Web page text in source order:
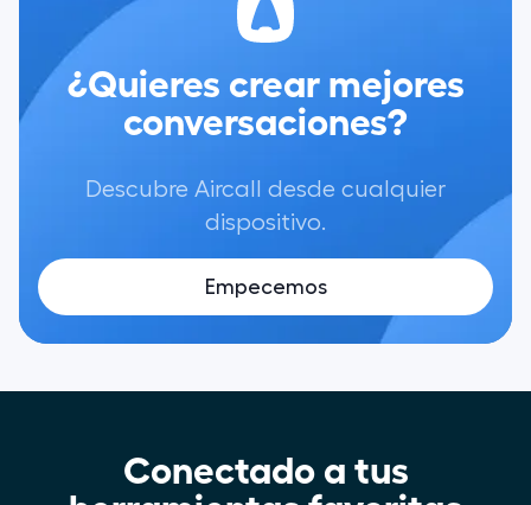
¿Quieres crear mejores
conversaciones?
Descubre Aircall desde cualquier
dispositivo.
Empecemos
Conectado a tus